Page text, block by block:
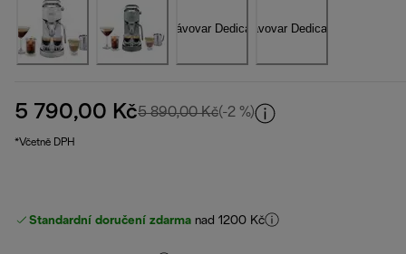
5 790,00 Kč5 890,00 Kčpůvodní cena 5 890,00 Kč
(-2 %)
*Včetně DPH
Standardní doručení zdarma nad 1200 Kč